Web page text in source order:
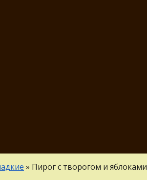
» Пирог с творогом и яблоками